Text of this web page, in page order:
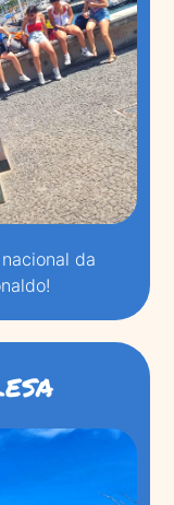
da